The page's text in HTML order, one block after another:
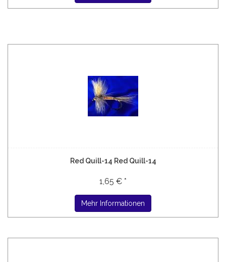
Red Quill-14 Red Quill-14
1,65 € *
Mehr Informationen